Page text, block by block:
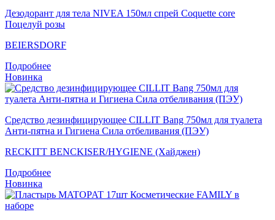
Дезодорант для тела NIVEA 150мл спрей Coquette core
Поцелуй розы
BEIERSDORF
Подробнее
Новинка
Средство дезинфицирующее CILLIT Bang 750мл для туалета
Анти-пятна и Гигиена Сила отбеливания (ПЭУ)
RECKITT BENCKISER/HYGIENE (Хайджен)
Подробнее
Новинка